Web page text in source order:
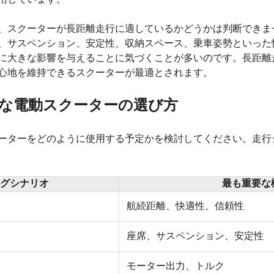
スクーターが長距離走行に適しているかどうかは判断でき
サスペンション、安定性、収納スペース、乗車姿勢といっ
大きな影響を与えることに気づくことが多いのです。長距
地を維持できるスクーターが最適とされます。
電動スクーターの選び方
ターをどのように使用する予定かを検討してください。走
シナリオ 最も重要な
航続距離、快適性、信頼性
座席、サスペンション、安定性
モーター出力、トルク